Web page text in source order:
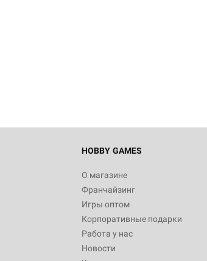
HOBBY GAMES
О магазине
Франчайзинг
Игры оптом
Корпоративные подарки
Работа у нас
Новости